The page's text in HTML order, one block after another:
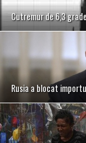
Cutremur de 6,3
Rusia a blocat